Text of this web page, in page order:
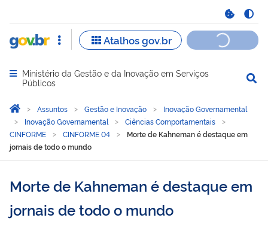
Abrir menu principal de navegação
Ministério da Gestão e da Inovação em Serviços
Públicos
Você está aqui:
Página Inicial
Assuntos Gestão e Inovação
Inovação Governamental
Inovação Governamental
Ciências Comportamentais
CINFORME
CINFORME 04
Morte de Kahneman é destaque em
jornais de todo o mundo
Morte de Kahneman é destaque em
jornais de todo o mundo